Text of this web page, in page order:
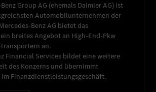
Group AG (ehemals Daimler AG) ist
Automobilunternehmen der
Benz AG bietet das
breites Angebot an High-End-Pkw
an.
Financial Services bildet eine weitere
des Konzerns und übernimmt
im Finanzdienstleistungsgeschäft.